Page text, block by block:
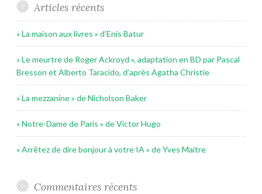
Articles récents
« La maison aux livres » d’Enis Batur
« Le meurtre de Roger Ackroyd », adaptation en BD par Pascal
Bresson et Alberto Taracido, d’après Agatha Christie
« La mezzanine » de Nicholson Baker
« Notre-Dame de Paris » de Victor Hugo
« Arrêtez de dire bonjour à votre IA » de Yves Maitre
Commentaires récents